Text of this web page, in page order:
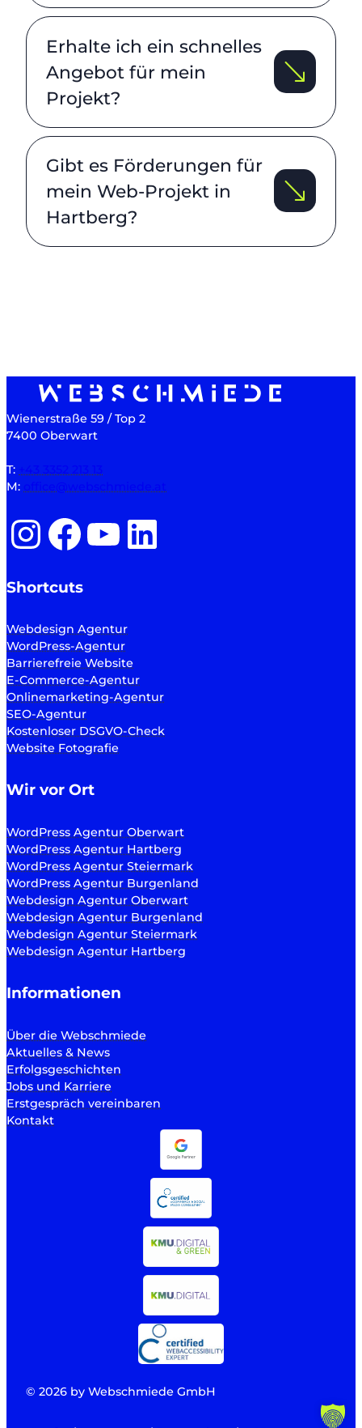
Erhalte ich ein schnelles
Angebot für mein
Projekt?
Gibt es Förderungen für
mein Web-Projekt in
Hartberg?
Wienerstraße 59 / Top 2
7400 Oberwart
T:
M:
InstagramFacebook YouTube LinkedIn
Shortcuts
Webdesign Agentur
WordPress-Agentur
Barrierefreie Website
E-Commerce-Agentur
Onlinemarketing-Agentur
SEO-Agentur
Kostenloser DSGVO-Check
Website Fotografie
Wir vor Ort
WordPress Agentur Oberwart
WordPress Agentur Hartberg
WordPress Agentur Steiermark
WordPress Agentur Burgenland
Webdesign Agentur Oberwart
Webdesign Agentur Burgenland
Webdesign Agentur Steiermark
Webdesign Agentur Hartberg
Informationen
Über die Webschmiede
Aktuelles & News
Erfolgsgeschichten
Jobs und Karriere
Erstgespräch vereinbaren
Kontakt
© 2026 by Webschmiede GmbH